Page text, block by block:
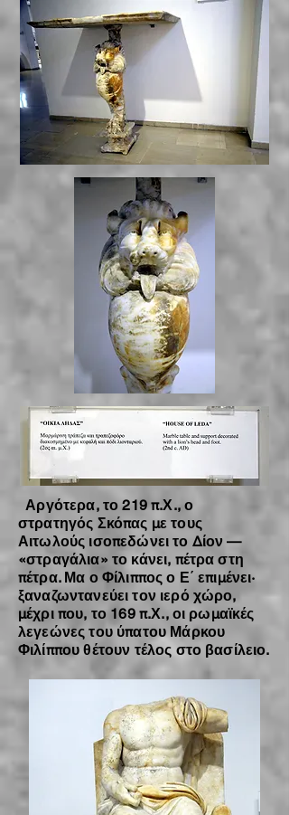
Αργότερα, το 219 π.Χ., ο
στρατηγός Σκόπας με τους
Αιτωλούς ισοπεδώνει το Δίον —
«στραγάλια» το κάνει, πέτρα στη
πέτρα. Μα ο Φίλιππος ο Ε΄ επιμένει·
ξαναζωντανεύει τον ιερό χώρο,
μέχρι που, το 169 π.Χ., οι ρωμαϊκές
λεγεώνες του ύπατου Μάρκου
Φιλίππου θέτουν τέλος στο βασίλειο.